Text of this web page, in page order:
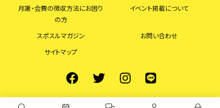
月謝・会費の徴収方法にお困り
の方
イベント掲載について
スポスルマガジン
お問い合わせ
サイトマップ